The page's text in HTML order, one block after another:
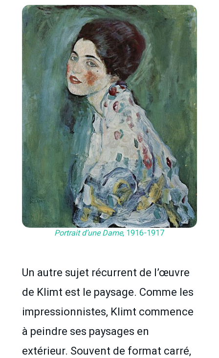
Portrait d’une Dame, 1916-1917
Un autre sujet récurrent de l’œuvre
de Klimt est le paysage. Comme les
impressionnistes, Klimt commence
à peindre ses paysages en
extérieur. Souvent de format carré,